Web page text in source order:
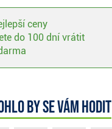
ceny
do 100 dní vrátit
by se vám hodit